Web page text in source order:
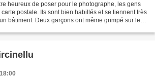
heureux de poser pour le photographe, les gens
postale. Ils sont bien habillés et se tiennent très
bâtiment. Deux garçons ont même grimpé sur le